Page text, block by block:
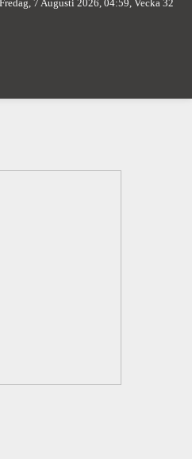
Fredag, 7 Augusti 2026, 04:59, Vecka 32